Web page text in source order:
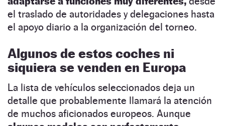
el traslado de autoridades y delegaciones hasta
el apoyo diario a la organización del torneo.
Algunos de estos coches ni
siquiera se venden en Europa
La lista de vehículos seleccionados deja un
detalle que probablemente llamará la atención
de muchos aficionados europeos. Aunque